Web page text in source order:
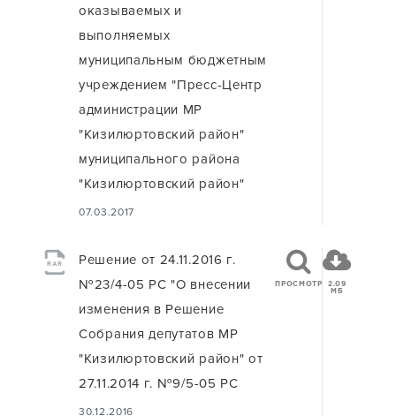
оказываемых и
выполняемых
муниципальным бюджетным
учреждением "Пресс-Центр
администрации МР
"Кизилюртовский район"
муниципального района
"Кизилюртовский район"
07.03.2017
RAR
Решение от 24.11.2016 г.
№23/4-05 РС "О внесении
изменения в Решение
Собрания депутатов МР
"Кизилюртовский район" от
27.11.2014 г. №9/5-05 РС
30.12.2016
ПРОСМОТР
2.09
МБ